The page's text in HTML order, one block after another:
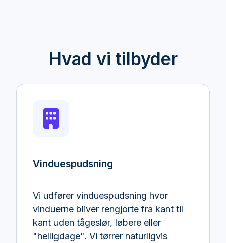
Hvad vi tilbyder
Vinduespudsning
Vi udfører vinduespudsning hvor
vinduerne bliver rengjorte fra kant til
kant uden tågeslør, løbere eller
"helligdage". Vi tørrer naturligvis